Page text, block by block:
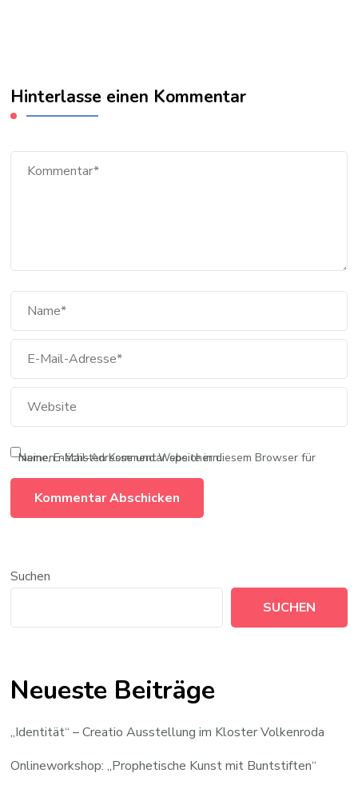
Hinterlasse einen Kommentar
Name, E-Mail-Adresse und Website in diesem Browser für meinen nächsten Kommentar speichern.
Suchen
SUCHEN
Neueste Beiträge
„Identität“ – Creatio Ausstellung im Kloster Volkenroda
Onlineworkshop: „Prophetische Kunst mit Buntstiften“